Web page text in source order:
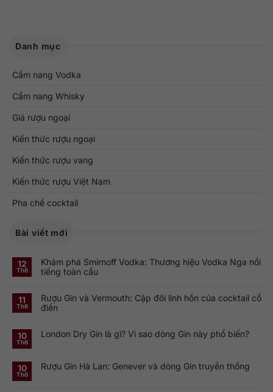
Danh mục
Cẩm nang Vodka
Cẩm nang Whisky
Giá rượu ngoại
Kiến thức rượu ngoại
Kiến thức rượu vang
Kiến thức rượu Việt Nam
Pha chế cocktail
Bài viết mới
12
Th6
Khám phá Smirnoff Vodka: Thương hiệu Vodka Nga nổi
tiếng toàn cầu
bình
luận
ở
Vodka:
Nga
nổi
11
Th6
Rượu Gin và Vermouth: Cặp đôi linh hồn của cocktail cổ
điển
bình
luận
và
Vermouth:
10
Th6
London Dry Gin là gì? Vì sao dòng Gin này phổ biến?
luận
ở
10
Th6
Rượu Gin Hà Lan: Genever và dòng Gin truyền thống